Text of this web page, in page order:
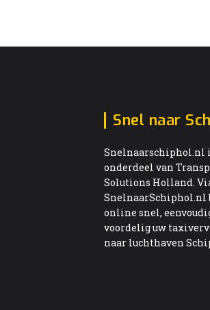
Snel naar
Snelnaarschiphol.nl
onderdeel van
Solutions Holland.
SnelnaarSchiphol.nl
online snel,
voordelig uw
naar luchthaven